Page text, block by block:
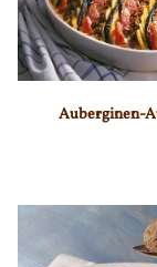
Auberginen-